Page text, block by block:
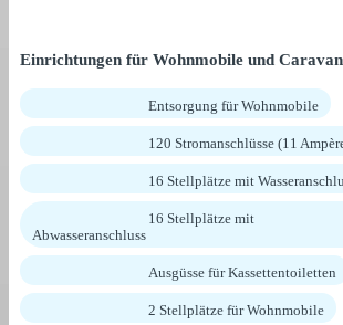
Einrichtungen für Wohnmobile und
Entsorgung für Wohnmobile
120 Stromanschlüsse (11
16 Stellplätze mit
16 Stellplätze mit
Abwasseranschluss
Ausgüsse für Kassettentoiletten
2 Stellplätze für Wohnmobile